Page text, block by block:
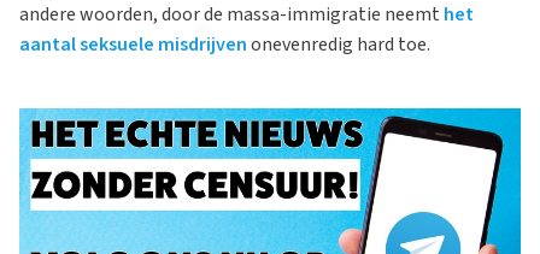
andere woorden, door de massa-immigratie neemt het
aantal seksuele misdrijvenonevenredig hard toe.